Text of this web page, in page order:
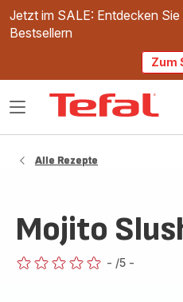
Jetzt im SALE: Entdecken
Bestsellern
Zum
Das
Alle Rezepte
Mojito
- /5 -